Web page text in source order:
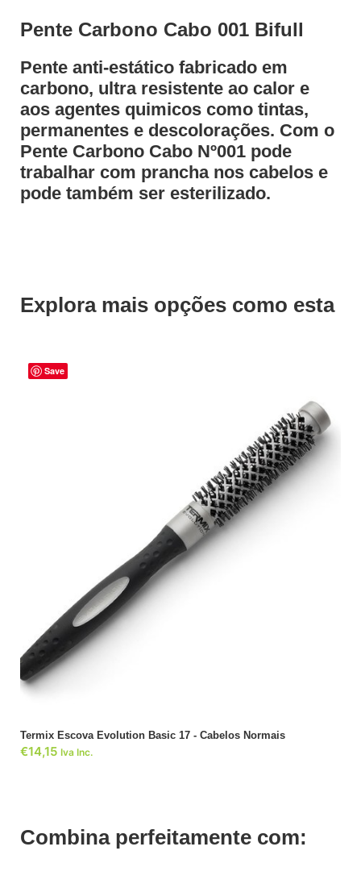
Pente Carbono Cabo 001 Bifull
Pente anti-estático fabricado em
carbono, ultra resistente ao calor e
aos agentes quimicos como tintas,
permanentes e descolorações. Com o
Pente Carbono Cabo Nº001 pode
trabalhar com prancha nos cabelos e
pode também ser esterilizado.
Explora mais opções como esta
Save
Termix Escova Evolution Basic 17 - Cabelos Normais
€14,15 Iva Inc.
Combina perfeitamente com: